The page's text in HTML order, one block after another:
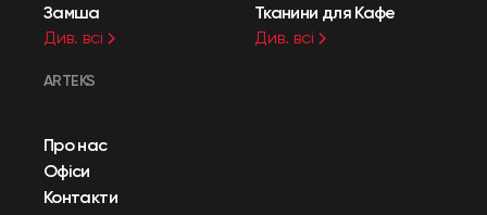
Замша
Див. всі
Тканини для Кафе
Див. всі
ARTEKS
Про нас
Офіси
Контакти